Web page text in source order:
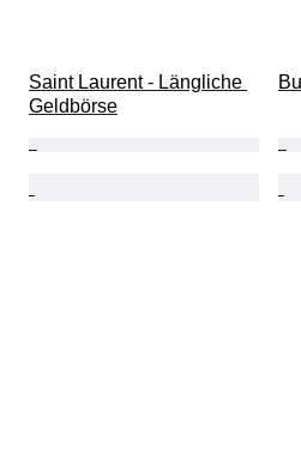
Saint Laurent - Längliche
Geldbörse